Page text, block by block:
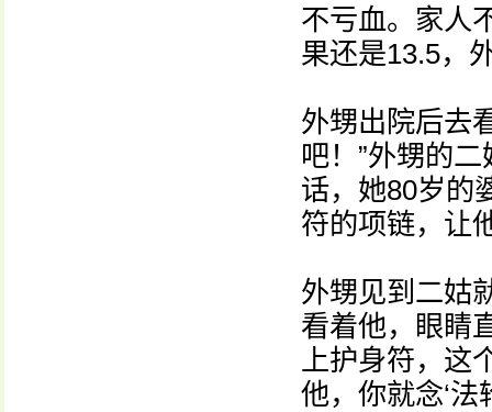
不亏血。家人
果还是13.5，
外甥出院后去
吧！”外甥的
话，她80岁的
符的项链，让
外甥见到二姑
看着他，眼睛
上护身符，这
他，你就念‘法